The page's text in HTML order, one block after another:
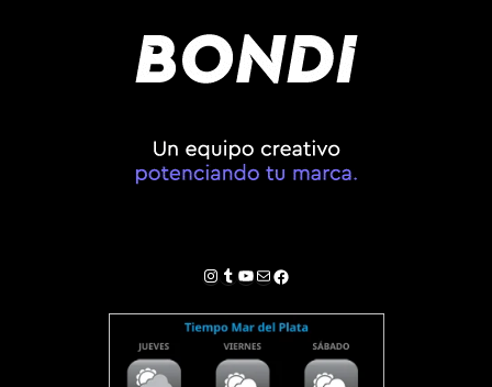
Instagram
Tumblr
YouTube
Correo electrónico
Facebook